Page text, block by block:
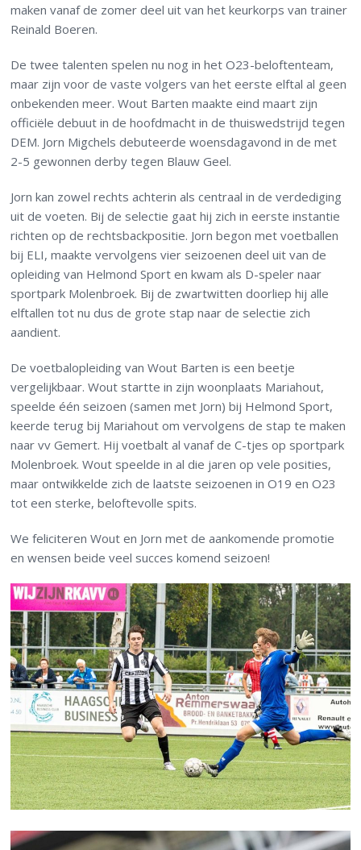
maken vanaf de zomer deel uit van het keurkorps van trainer
Reinald Boeren.
De twee talenten spelen nu nog in het O23-beloftenteam,
maar zijn voor de vaste volgers van het eerste elftal al geen
onbekenden meer. Wout Barten maakte eind maart zijn
officiële debuut in de hoofdmacht in de thuiswedstrijd tegen
DEM. Jorn Migchels debuteerde woensdagavond in de met
2-5 gewonnen derby tegen Blauw Geel.
Jorn kan zowel rechts achterin als centraal in de verdediging
uit de voeten. Bij de selectie gaat hij zich in eerste instantie
richten op de rechtsbackpositie. Jorn begon met voetballen
bij ELI, maakte vervolgens vier seizoenen deel uit van de
opleiding van Helmond Sport en kwam als D-speler naar
sportpark Molenbroek. Bij de zwartwitten doorliep hij alle
elftallen tot nu dus de grote stap naar de selectie zich
aandient.
De voetbalopleiding van Wout Barten is een beetje
vergelijkbaar. Wout startte in zijn woonplaats Mariahout,
speelde één seizoen (samen met Jorn) bij Helmond Sport,
keerde terug bij Mariahout om vervolgens de stap te maken
naar vv Gemert. Hij voetbalt al vanaf de C-tjes op sportpark
Molenbroek. Wout speelde in al die jaren op vele posities,
maar ontwikkelde zich de laatste seizoenen in O19 en O23
tot een sterke, beloftevolle spits.
We feliciteren Wout en Jorn met de aankomende promotie
en wensen beide veel succes komend seizoen!